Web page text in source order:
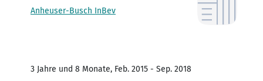
Anheuser-Busch InBev
3 Jahre und 8 Monate, Feb. 2015 - Sep. 2018